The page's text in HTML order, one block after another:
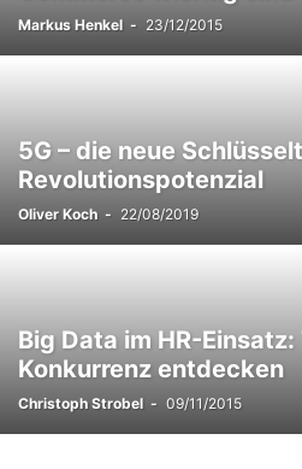
Markus Henkel - 23/12/2015
5G – die neue
Revolutionspotenzial
Oliver Koch - 22/08/2019
Big Data im HR-
Konkurrenz entdecken
Christoph Strobel - 09/11/2015